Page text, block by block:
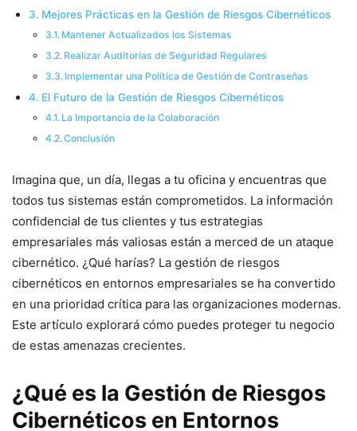
Mejores Prácticas en la Gestión de Riesgos Cibernéticos
Mantener Actualizados los Sistemas
Realizar Auditorías de Seguridad Regulares
Implementar una Política de Gestión de Contraseñas
El Futuro de la Gestión de Riesgos Cibernéticos
La Importancia de la Colaboración
Conclusión
Imagina que, un día, llegas a tu oficina y encuentras que
todos tus sistemas están comprometidos. La información
confidencial de tus clientes y tus estrategias
empresariales más valiosas están a merced de un ataque
cibernético. ¿Qué harías? La gestión de riesgos
cibernéticos en entornos empresariales se ha convertido
en una prioridad crítica para las organizaciones modernas.
Este artículo explorará cómo puedes proteger tu negocio
de estas amenazas crecientes.
¿Qué es la Gestión de Riesgos
Cibernéticos en Entornos